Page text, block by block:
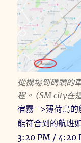
從機場到碼頭的
程。 (SM city在
宿霧–>薄荷島的
能符合到的航班
3:20 PM / 4:20